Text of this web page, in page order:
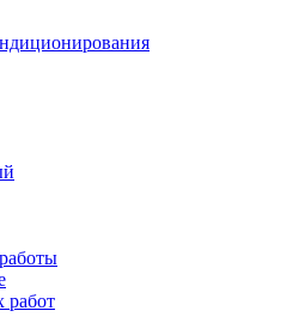
работ